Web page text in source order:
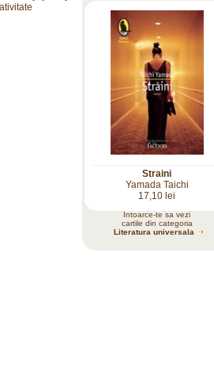
Straini
Yamada Taichi
17,10 lei
Intoarce-te sa vezi
cartile din categoria
Literatura universala